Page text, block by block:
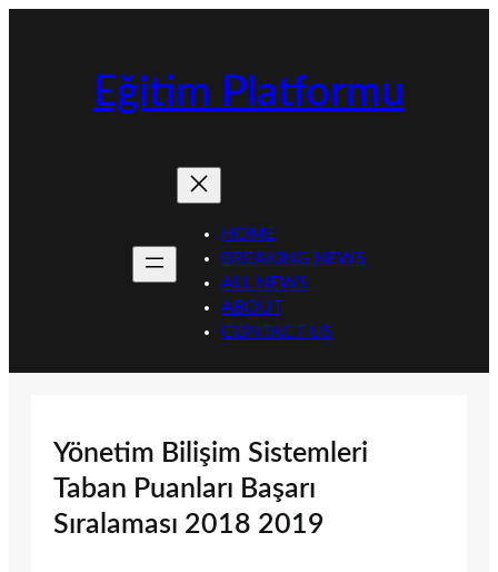
Eğitim Platformu
HOME
BREAKING NEWS
ALL NEWS
ABOUT
CONTACT US
Yönetim Bilişim Sistemleri
Taban Puanları Başarı
Sıralaması 2018 2019